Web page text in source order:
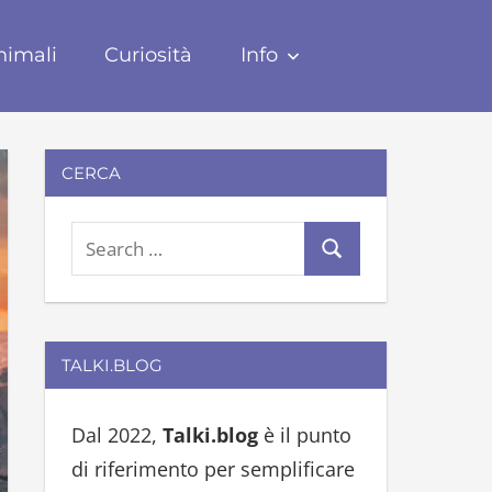
Curiosità Info
CERCA
e
a
r
c
f
o
e
c
TALKI.BLOG
Dal 2022, Talki.blogè il punto
di riferimento per semplificare